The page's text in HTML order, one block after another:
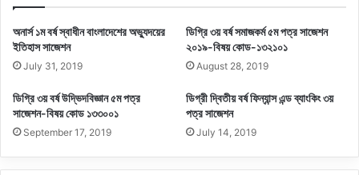
অনার্স ১ম বর্ষ স্বাধীন বাংলাদেশের অভ্যুদয়ের
ইতিহাস সাজেশন
July 31, 2019
ডিগ্রি ৩য় বর্ষ সমাজকর্ম ৫ম পত্র সাজেশন
২০১৯-বিষয় কোড-১৩২১০১
August 28, 2019
ডিগ্রি ৩য় বর্ষ উদ্ভিদবিজ্ঞান ৫ম পত্র
সাজেশন-বিষয় কোড ১৩৩০০১
September 17, 2019
ডিগ্রী দ্বিতীয় বর্ষ ফিন্যান্স এন্ড ব্যাংকিং ৩য়
পত্র সাজেশন
July 14, 2019